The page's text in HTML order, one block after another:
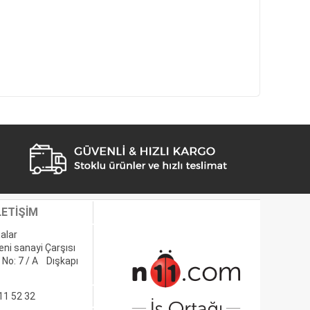
sanayi Çarşısı
7 / A Dışkapı
52 32